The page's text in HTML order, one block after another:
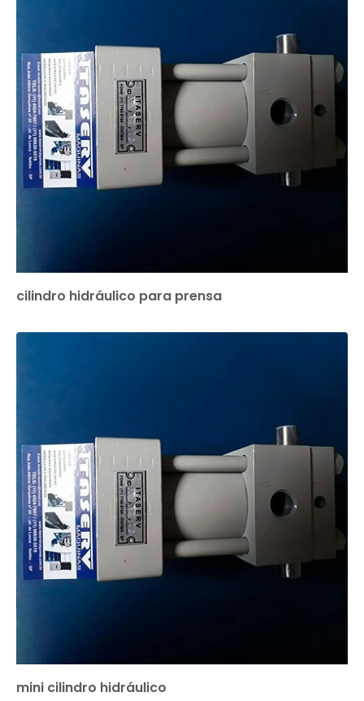
cilindro hidráulico para prensa
mini cilindro hidráulico